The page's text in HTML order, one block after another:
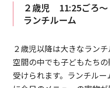
２歳児 11:25ごろ～
ランチルーム
２歳児以降は大きなラン
空間の中でも子どもたち
受けられます。ランチル